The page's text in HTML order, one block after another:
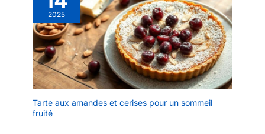
Assiettes à dîner en
Porcelaine subliment
steaks ou canapés lors
de réceptions. Les Plats
de Service en céramique
deviennent
indispensables pour les
menus festifs. Coffret
cadeau parfait : Nos
DOWAN peuvent être
nettoyées rapidement et
facilement avec du
savon. Ces assiettes
plates s'intègrent mieux
dans mes armoires que
les assiettes de service
【Convient au Micro-
2025
Tarte aux amandes et cerises pour un sommeil
fruité